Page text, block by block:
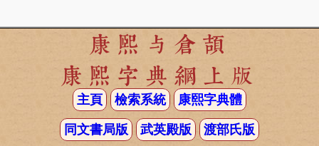
康熙与倉頡
康熙字典網上版
主頁 檢索系統 康熙字典體
同文書局版 武英殿版 渡部氏版